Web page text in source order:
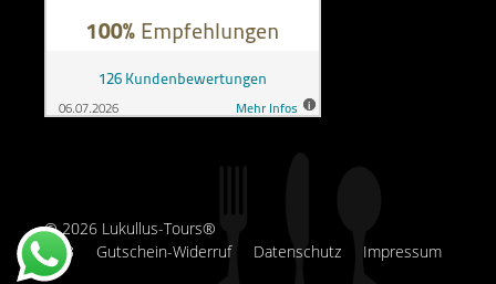
AGB Gutschein-Widerruf Datenschutz Impressum
© 2026 Lukullus-Tours®